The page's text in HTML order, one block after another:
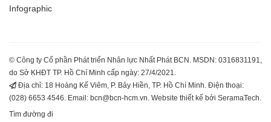
Infographic
© Công ty Cổ phần Phát triển Nhân lực Nhất Phát BCN. MSDN: 0316831191,
do Sở KHĐT TP. Hồ Chí Minh cấp ngày: 27/4/2021.
Địa chỉ: 18 Hoàng Kế Viêm, P. Bảy Hiền, TP. Hồ Chí Minh. Điện thoại:
(028) 6653 4546. Email: bcn@bcn-hcm.vn. Website thiết kế bởi SeramaTech.
Tìm đường đi